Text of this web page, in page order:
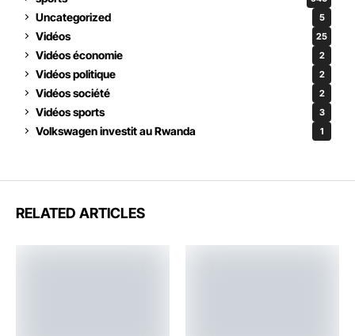
Uncategorized 5
Vidéos 25
Vidéos économie 2
Vidéos politique 2
Vidéos société 2
Vidéos sports 3
Volkswagen investit au Rwanda 1
RELATED ARTICLES